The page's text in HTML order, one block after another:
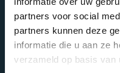
partners voor social
partners kunnen deze
informatie die u aan ze
verzameld op basis van
Wat